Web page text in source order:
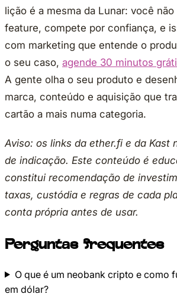
lição é a mesma da Lunar: você
feature, compete por confiança, e
com marketing que entende o
o seu caso, agende 30 minutos
A gente olha o seu produto e
marca, conteúdo e aquisição que
cartão a mais numa categoria.
Aviso: os links da ether.fi e da Kast
de indicação. Este conteúdo é
constitui recomendação de
taxas, custódia e regras de cada
conta própria antes de usar.
Perguntas frequentes
O que é um neobank cripto e como
em dólar?